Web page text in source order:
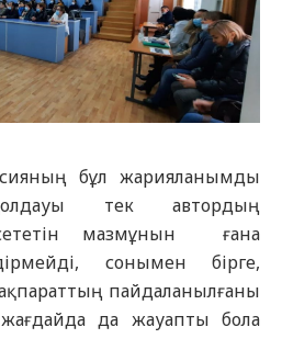
бұл жарияланымды
тек автордың
мазмұнын ғана
сонымен бірге,
пайдаланылғаны
да жауапты бола